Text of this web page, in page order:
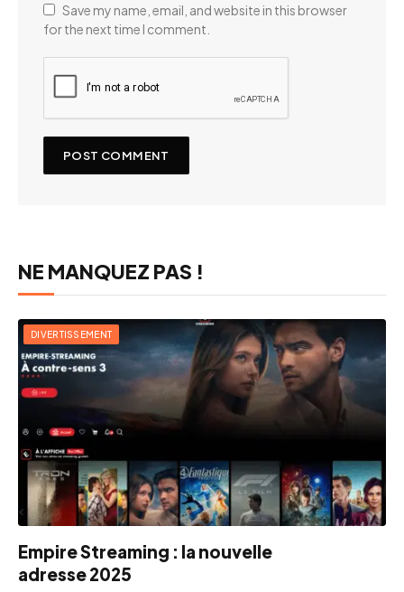
Save my name, email, and website in this browser
for the next time I comment.
NE MANQUEZ PAS !
DIVERTISSEMENT
Empire Streaming : la nouvelle
adresse 2025